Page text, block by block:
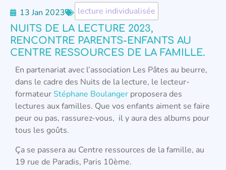
13 Jan 2023 lecture individualisée
NUITS DE LA LECTURE 2023,
RENCONTRE PARENTS-ENFANTS AU
CENTRE RESSOURCES DE LA FAMILLE.
En partenariat avec l’association Les Pâtes au beurre,
dans le cadre des Nuits de la lecture, le lecteur-
formateur Stéphane Boulanger proposera des
lectures aux familles. Que vos enfants aiment se faire
peur ou pas, rassurez-vous, il y aura des albums pour
tous les goûts.
Ça se passera au Centre ressources de la famille, au
19 rue de Paradis, Paris 10ème.